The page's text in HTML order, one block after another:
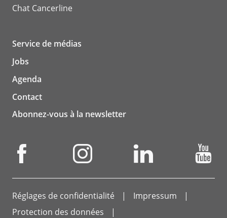
Chat Cancerline
Service de médias
Jobs
Agenda
Contact
Abonnez-vous à la newsletter
Réglages de confidentialité
Impressum
Protection des données